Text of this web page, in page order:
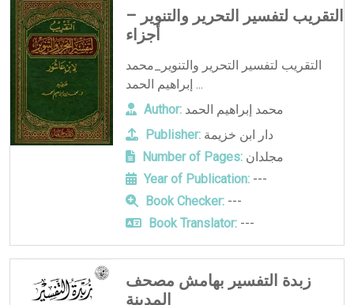
التقريب لتفسير التحرير والتنوير –
أجزاء
التقريب لتفسير التحرير والتنوير_محمد
إبراهيم الحمد ...
Author: محمد إبراهيم الحمد
Publisher: دار ابن خزيمة
Number of Pages: مجلدان
Year of Publication:---
Book Checker:---
Book Translator:---
زبدة التفسير بهامش مصحف
المدينة